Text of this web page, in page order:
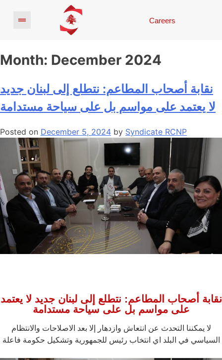
Careers
Month: December 2024
نقابة أصحاب المطاعم: نتطلع إلى لبنان جديد
لا يعتمد على مواسم بل على سياحة مستدامة
Posted on December 5, 2024 by Syndicate RCNP
نقابة أصحاب المطاعم: نتطلع إلى لبنان جديد لا يعتمد
على مواسم بل على سياحة مستدامة
لا يمكننا التحدث عن انتعاش وازدهار إلا بعد الاصلاحات والانتظام
السياسي في البلد اي انتخاب رئيس للجمهورية وتشكيل حكومة فاعلة